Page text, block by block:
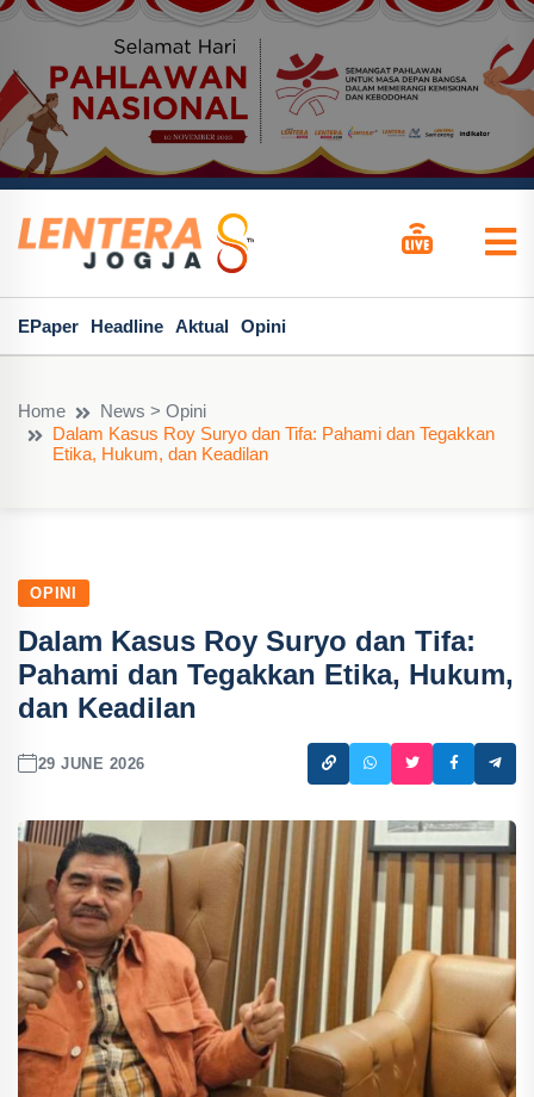
EPaper Headline Aktual Opini
Home
News > Opini
Dalam Kasus Roy Suryo dan Tifa: Pahami dan Tegakkan
Etika, Hukum, dan Keadilan
OPINI
Dalam Kasus Roy Suryo dan Tifa:
Pahami dan Tegakkan Etika, Hukum,
dan Keadilan
29 JUNE 2026